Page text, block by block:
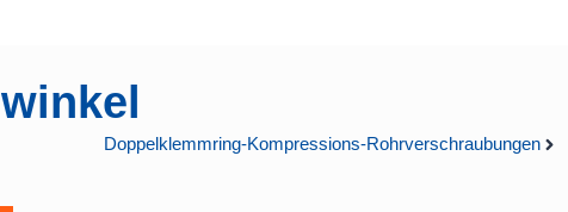
Doppelklemmring-Kompressions-Rohrverschraubungen